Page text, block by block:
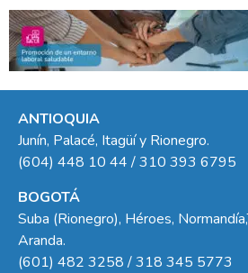
ANTIOQUIA
Junín, Palacé, Itagüí y Rionegro.
(604) 448 10 44 / 310 393 6795
BOGOTÁ
Suba (Rionegro), Héroes,
Aranda.
(601) 482 3258 / 318 345 5773